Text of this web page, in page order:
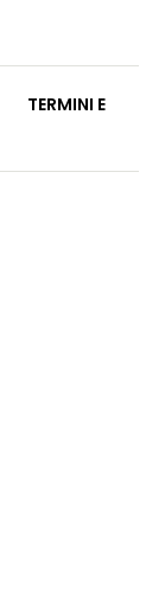
TERMINI E